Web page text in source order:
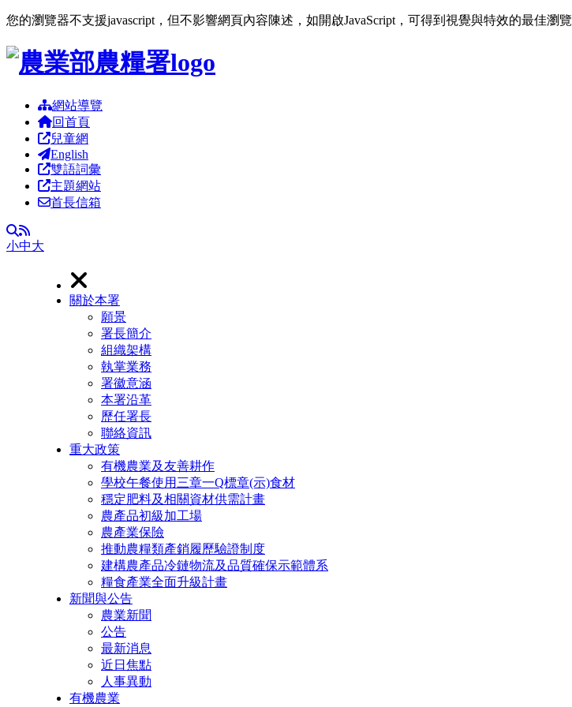
您的瀏覽器不支援javascript，但不影響網頁內容陳述，如開啟JavaScript，可得到視覺與特效的最佳瀏覽
跳到主要內容區塊
網站導覽
回首頁
兒童網
English
雙語詞彙
主題網站
首長信箱
全文檢索
RSS
小中大
關於本署
願景
署長簡介
組織架構
執掌業務
署徽意涵
本署沿革
歷任署長
聯絡資訊
重大政策
有機農業及友善耕作
學校午餐使用三章一Q標章(示)食材
穩定肥料及相關資材供需計畫
農產品初級加工場
農產業保險
推動農糧類產銷履歷驗證制度
建構農產品冷鏈物流及品質確保示範體系
糧食產業全面升級計畫
新聞與公告
農業新聞
公告
最新消息
近日焦點
人事異動
有機農業